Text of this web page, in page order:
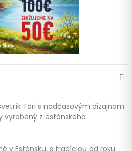
Tori s nadčasovým dizajnom
z estónskeho